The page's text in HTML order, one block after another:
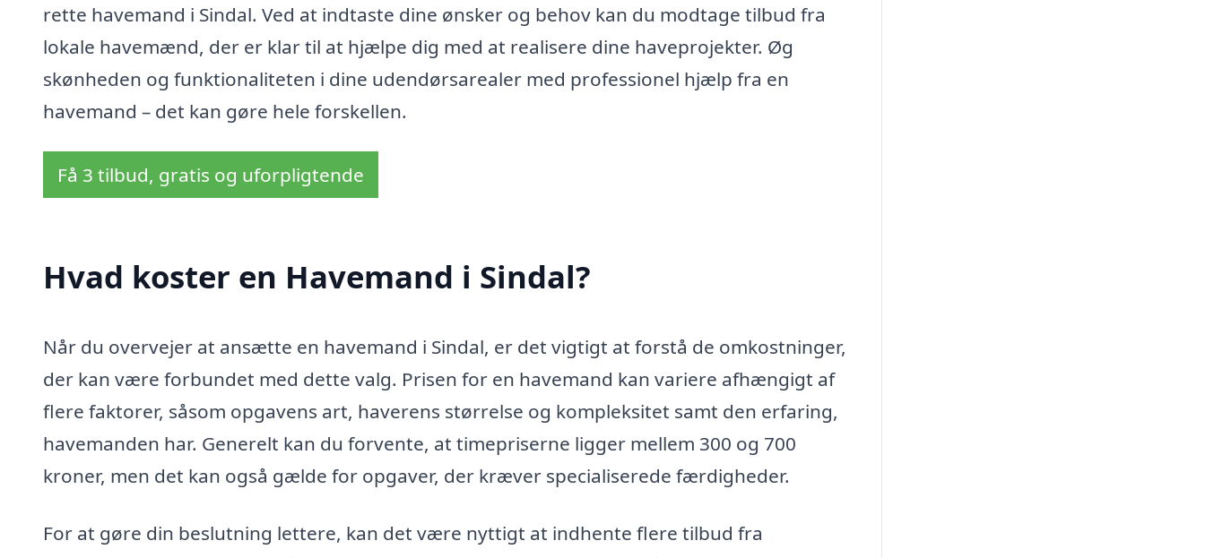
rette havemand i Sindal. Ved at indtaste dine ønsker og behov kan du modtage tilbud fra
lokale havemænd, der er klar til at hjælpe dig med at realisere dine haveprojekter. Øg
skønheden og funktionaliteten i dine udendørsarealer med professionel hjælp fra en
havemand – det kan gøre hele forskellen.
Få 3 tilbud, gratis og uforpligtende
Hvad koster en Havemand i Sindal?
Når du overvejer at ansætte en havemand i Sindal, er det vigtigt at forstå de omkostninger,
der kan være forbundet med dette valg. Prisen for en havemand kan variere afhængigt af
flere faktorer, såsom opgavens art, haverens størrelse og kompleksitet samt den erfaring,
havemanden har. Generelt kan du forvente, at timepriserne ligger mellem 300 og 700
kroner, men det kan også gælde for opgaver, der kræver specialiserede færdigheder.
For at gøre din beslutning lettere, kan det være nyttigt at indhente flere tilbud fra